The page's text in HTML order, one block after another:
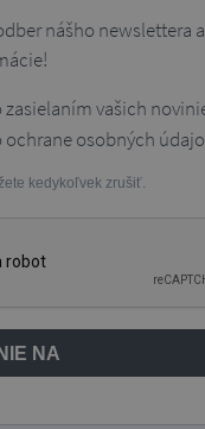
nášho newslettera
zasielaním vašich
ochrane osobných
kedykoľvek zrušiť.
NA